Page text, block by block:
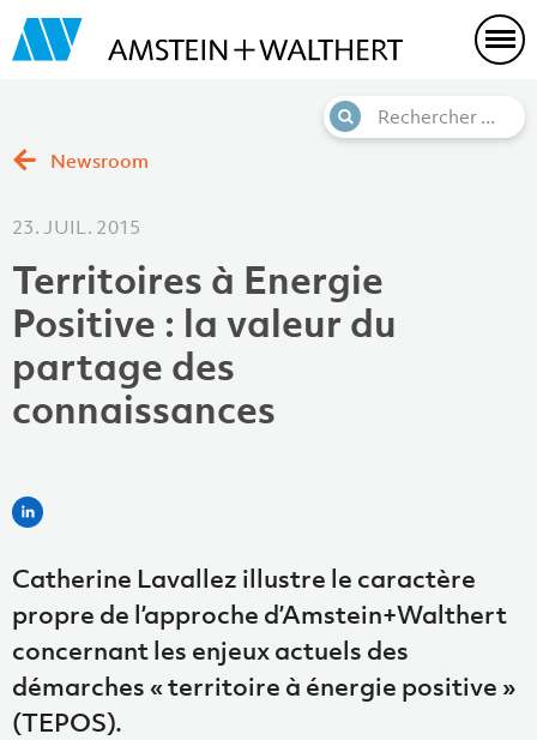
Newsroom
23. JUIL. 2015
Territoires à Energie
Positive : la valeur du
partage des
connaissances
Catherine Lavallez illustre le caractère
propre de l’approche d’Amstein+Walthert
concernant les enjeux actuels des
démarches « territoire à énergie positive »
(TEPOS).